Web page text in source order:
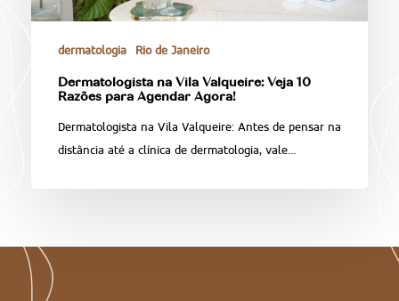
dermatologia Rio de Janeiro
Dermatologista na Vila Valqueire: Veja 10
Razões para Agendar Agora!
Dermatologista na Vila Valqueire: Antes de pensar na
distância até a clínica de dermatologia, vale…